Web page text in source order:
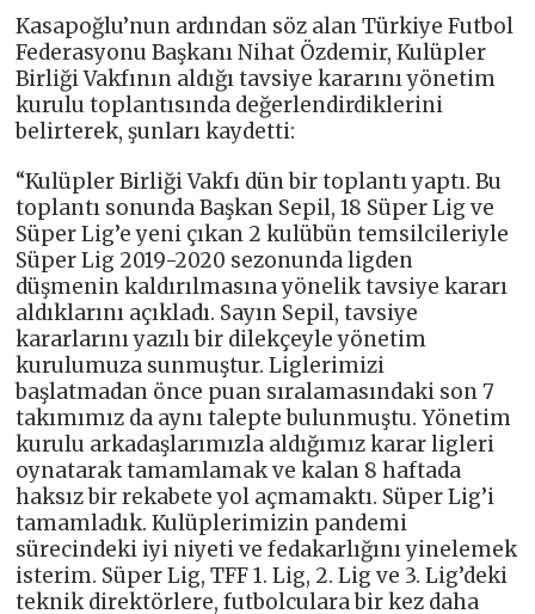
Kasapoğlu’nun ardından söz alan Türkiye Futbol
Federasyonu Başkanı Nihat Özdemir, Kulüpler
Birliği Vakfının aldığı tavsiye kararını yönetim
kurulu toplantısında değerlendirdiklerini
belirterek, şunları kaydetti:
“Kulüpler Birliği Vakfı dün bir toplantı yaptı. Bu
toplantı sonunda Başkan Sepil, 18 Süper Lig ve
Süper Lig’e yeni çıkan 2 kulübün temsilcileriyle
Süper Lig 2019-2020 sezonunda ligden
düşmenin kaldırılmasına yönelik tavsiye kararı
aldıklarını açıkladı. Sayın Sepil, tavsiye
kararlarını yazılı bir dilekçeyle yönetim
kurulumuza sunmuştur. Liglerimizi
başlatmadan önce puan sıralamasındaki son 7
takımımız da aynı talepte bulunmuştu. Yönetim
kurulu arkadaşlarımızla aldığımız karar ligleri
oynatarak tamamlamak ve kalan 8 haftada
haksız bir rekabete yol açmamaktı. Süper Lig’i
tamamladık. Kulüplerimizin pandemi
sürecindeki iyi niyeti ve fedakarlığını yinelemek
isterim. Süper Lig, TFF 1. Lig, 2. Lig ve 3. Lig’deki
teknik direktörlere, futbolculara bir kez daha